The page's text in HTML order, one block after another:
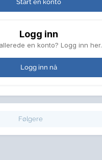
Start en konto
Logg inn
en konto? Logg inn her.
Logg inn nå
Følgere